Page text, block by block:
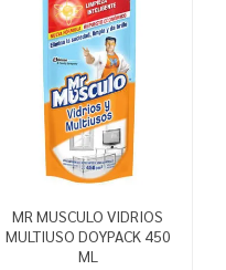
MR MUSCULO VIDRIOS
MULTIUSO DOYPACK 450
ML